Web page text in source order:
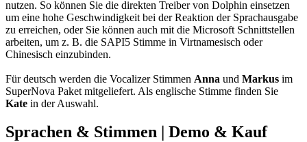
nutzen. So können Sie die direkten Treiber von Dolphin einsetzen
um eine hohe Geschwindigkeit bei der Reaktion der Sprachausgabe
zu erreichen, oder Sie können auch mit die Microsoft Schnittstellen
arbeiten, um z. B. die SAPI5 Stimme in Virtnamesisch oder
Chinesisch einzubinden.
Für deutsch werden die Vocalizer Stimmen Anna und Markus im
SuperNova Paket mitgeliefert. Als englische Stimme finden Sie
Kate in der Auswahl.
Sprachen & Stimmen | Demo & Kauf